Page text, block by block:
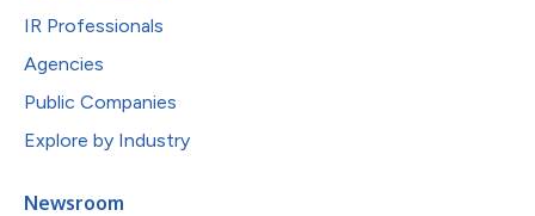
IR Professionals
Agencies
Public Companies
Explore by Industry
Newsroom